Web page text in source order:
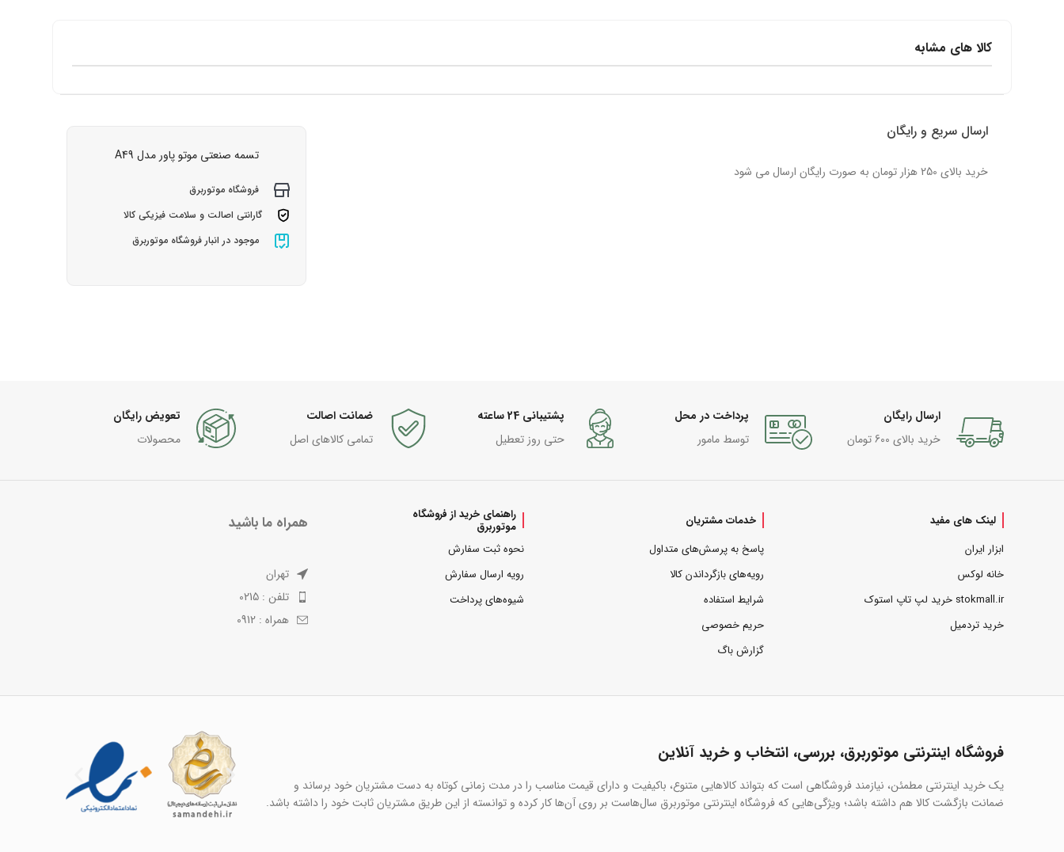
کالا های مشابه
ارسال سریع و رایگان
خرید بالای 250 هزار تومان به صورت رایگان ارسال می شود
تسمه صنعتی موتو پاور مدل A49
فروشگاه موتوربرق
گارانتی اصالت و سلامت فیزیکی کالا
موجود در انبار فروشگاه موتوربرق
ارسال رایگان
خرید بالای 600 تومان
پرداخت در محل
توسط مامور
پشتیبانی 24 ساعته
حتی روز تعطیل
ضمانت اصالت
تمامی کالاهای اصل
تعویض رایگان
محصولات
لینک های مفید
ابزار ایران
خانه لوکس
stokmall.ir خرید لپ تاپ استوک
خرید تردمیل
خدمات مشتریان
پاسخ به پرسش‌های متداول
رویه‌های بازگرداندن کالا
شرایط استفاده
حریم خصوصی
گزارش باگ
راهنمای خرید از فروشگاه
موتوربرق
نحوه ثبت سفارش
رویه ارسال سفارش
شیوه‌های پرداخت
همراه ما باشید
تهران
تلفن : 0215
همراه : 0912
فروشگاه اینترنتی موتوربرق، بررسی، انتخاب و خرید آنلاین
یک خرید اینترنتی مطمئن، نیازمند فروشگاهی است که بتواند کالاهایی متنوع، باکیفیت و دارای قیمت مناسب را در مدت زمانی کوتاه به دست مشتریان خود برساند و
ضمانت بازگشت کالا هم داشته باشد؛ ویژگی‌هایی که فروشگاه اینترنتی موتوربرق سال‌هاست بر روی آن‌ها کار کرده و توانسته از این طریق مشتریان ثابت خود را داشته باشد.